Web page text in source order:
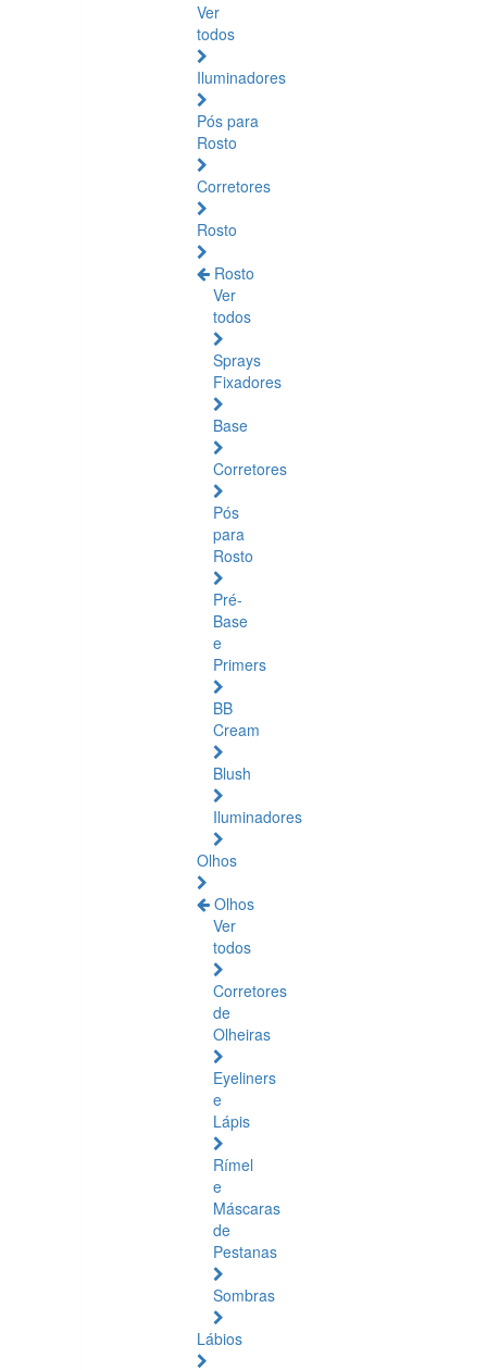
Ver
todos
Iluminadores
Pós para
Rosto
Corretores
Rosto
Rosto
Ver
todos
Sprays
Fixadores
Base
Corretores
Pós
para
Rosto
Pré-
Base
e
Primers
BB
Cream
Blush
Iluminadores
Olhos
Olhos
Ver
todos
Corretores
de
Olheiras
Eyeliners
e
Lápis
Rímel
e
Máscaras
de
Pestanas
Sombras
Lábios